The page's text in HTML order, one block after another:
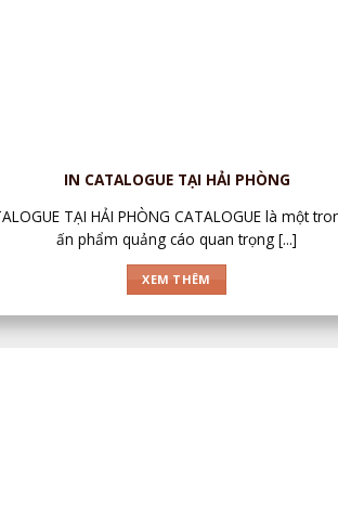
IN CATALOGUE TẠI HẢI PHÒNG
TẠI HẢI PHÒNG CATALOGUE là một
ấn phẩm quảng cáo quan trọng [...]
XEM THÊM